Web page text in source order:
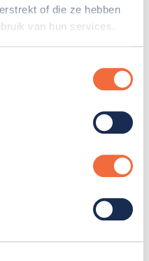
of die ze hebben
van hun services.
Alrijne, Leiden-
toezichthouders
2025.